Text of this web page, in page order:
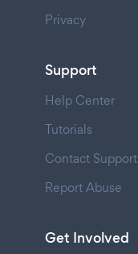
Privacy
Support
Help Center
Tutorials
Contact Support
Report Abuse
Get Involved